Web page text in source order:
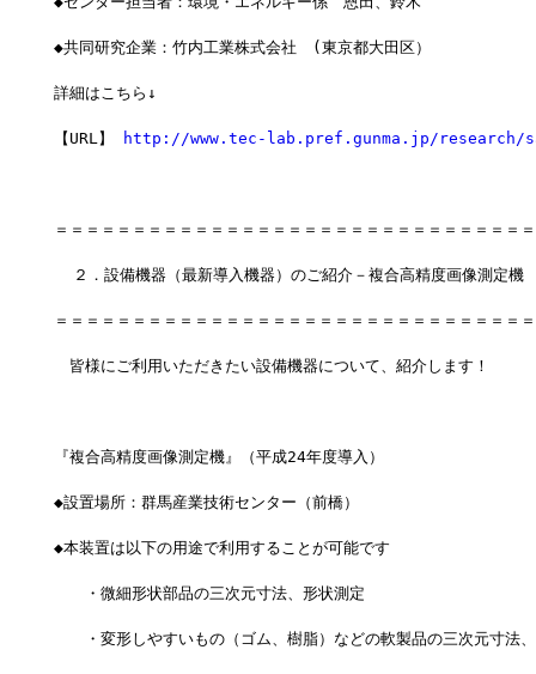
◆共同研究企業：竹内工業株式会社　(東京都大田区）
詳細はこちら↓
【URL】 http://www.tec-lab.pref.gunma.jp/research/
＝＝＝＝＝＝＝＝＝＝＝＝＝＝＝＝＝＝＝＝＝＝＝＝＝＝＝＝＝＝
  ２．設備機器（最新導入機器）のご紹介－複合高精度画像測定機
＝＝＝＝＝＝＝＝＝＝＝＝＝＝＝＝＝＝＝＝＝＝＝＝＝＝＝＝＝＝
皆様にご利用いただきたい設備機器について、紹介します！
『複合高精度画像測定機』（平成24年度導入）
◆設置場所：群馬産業技術センター（前橋）
◆本装置は以下の用途で利用することが可能です
・微細形状部品の三次元寸法、形状測定
・変形しやすいもの（ゴム、樹脂）などの軟製品の三次元寸法